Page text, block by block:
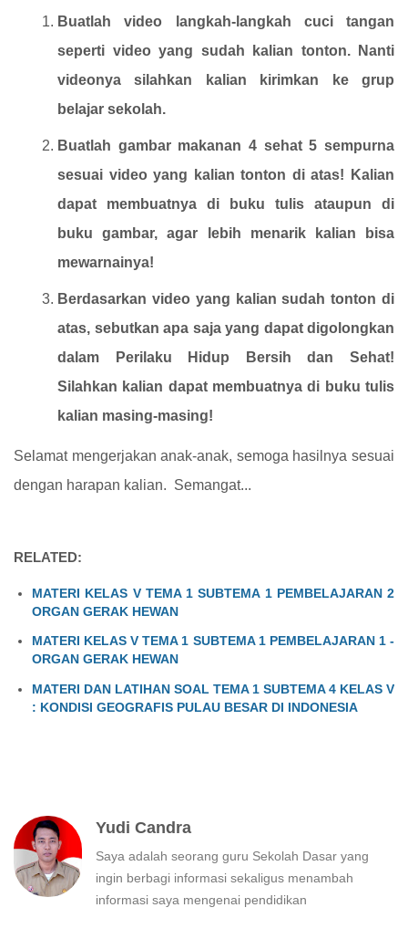
Buatlah video langkah-langkah cuci tangan
seperti video yang sudah kalian tonton. Nanti
videonya silahkan kalian kirimkan ke grup
belajar sekolah.
Buatlah gambar makanan 4 sehat 5 sempurna
sesuai video yang kalian tonton di atas! Kalian
dapat membuatnya di buku tulis ataupun di
buku gambar, agar lebih menarik kalian bisa
mewarnainya!
Berdasarkan video yang kalian sudah tonton di
atas, sebutkan apa saja yang dapat digolongkan
dalam Perilaku Hidup Bersih dan Sehat!
Silahkan kalian dapat membuatnya di buku tulis
kalian masing-masing!
Selamat mengerjakan anak-anak, semoga hasilnya sesuai
dengan harapan kalian. Semangat...
RELATED:
MATERI KELAS V TEMA 1 SUBTEMA 1 PEMBELAJARAN 2
ORGAN GERAK HEWAN
MATERI KELAS V TEMA 1 SUBTEMA 1 PEMBELAJARAN 1 -
ORGAN GERAK HEWAN
MATERI DAN LATIHAN SOAL TEMA 1 SUBTEMA 4 KELAS V
: KONDISI GEOGRAFIS PULAU BESAR DI INDONESIA
Yudi Candra
Saya adalah seorang guru Sekolah Dasar yang
ingin berbagi informasi sekaligus menambah
informasi saya mengenai pendidikan